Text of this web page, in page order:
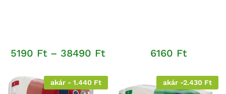
5190 Ft – 38490 FtÁrtartomány:
38490 Ft
6160 Ft
akár - 1.440 Ft akár -2.430 Ft